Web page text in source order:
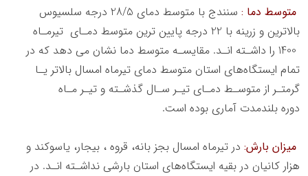
ﻣﺘﻮﺳﻂ دﻣﺎ :
ﺳﻨﻨﺪج ﺑﺎ ﻣﺘﻮﺳﻂ دﻣﺎي 28/5 درﺟﻪ ﺳﻠﺴﯿﻮس
ﺑﺎﻻﺗﺮﯾﻦ و زرﯾﻨﻪ ﺑﺎ 22 درﺟﻪ ﭘﺎﯾﯿﻦ ﺗﺮﯾﻦ ﻣﺘﻮﺳﻂ دﻣـﺎي ﺗﯿﺮﻣـﺎه
1400 را داﺷـﺘﻪ اﻧـﺪ. ﻣﻘﺎﯾﺴـﻪ ﻣﺘﻮﺳﻂ دﻣﺎ ﻧﺸﺎن ﻣﯽ دﻫﺪ ﮐﻪ در
ﺗﻤﺎم اﯾﺴﺘﮕﺎهﻫﺎي اﺳﺘﺎن ﻣﺘﻮﺳﻂ دﻣﺎي ﺗﯿﺮﻣﺎه اﻣﺴﺎل ﺑﺎﻻﺗﺮ ﯾـﺎ
ﮔﺮﻣﺘـﺮ از ﻣﺘﻮﺳـﻂ دﻣـﺎي ﺗﯿـﺮ ﺳـﺎل ﮔﺬﺷـﺘﻪ و ﺗﯿـﺮ ﻣـﺎه
دوره ﺑﻠﻨﺪﻣﺪت آﻣﺎري ﺑﻮده اﺳﺖ.
ﻣﯿﺰان ﺑﺎرش: در ﺗﯿﺮﻣﺎه اﻣﺴﺎل ﺑﺠﺰ ﺑﺎﻧﻪ، ﻗﺮوه ، ﺑﯿﺠﺎر، ﯾﺎﺳﻮﮐﻨﺪ و
ﻫﺰار ﮐﺎﻧﯿﺎن در ﺑﻘﯿﻪ اﯾﺴﺘﮕﺎهﻫﺎي اﺳﺘﺎن ﺑﺎرﺷﯽ ﻧﺪاﺷـﺘﻪ اﻧـﺪ. در